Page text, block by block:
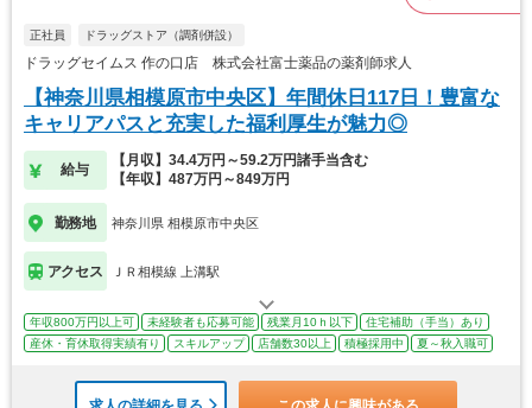
正社員 ドラッグストア（調剤併設）
ドラッグセイムス 作の口店 株式会社富士薬品の薬剤師求人
【神奈川県相模原市中央区】年間休日117日！豊富な
キャリアパスと充実した福利厚生が魅力◎
給与
【月収】34.4万円～59.2万円諸手当含む
【年収】487万円～849万円
勤務地 神奈川県 相模原市中央区
アクセス ＪＲ相模線 上溝駅
年収800万円以上可 未経験者も応募可能 残業月10ｈ以下
住宅補助（手当）あり
産休・育休取得実績有り
スキルアップ 店舗数30以上 積極採用中 夏～秋入職可